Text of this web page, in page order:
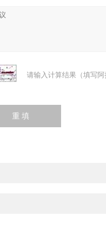
请输入计算结果（填写